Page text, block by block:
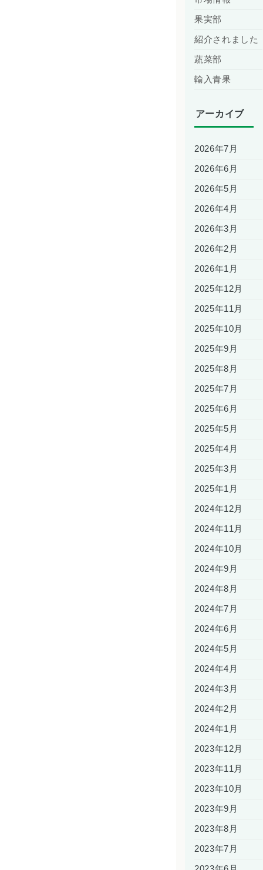
果実部
紹介されました
蔬菜部
輸入青果
アーカイブ
2026年7月
2026年6月
2026年5月
2026年4月
2026年3月
2026年2月
2026年1月
2025年12月
2025年11月
2025年10月
2025年9月
2025年8月
2025年7月
2025年6月
2025年5月
2025年4月
2025年3月
2025年1月
2024年12月
2024年11月
2024年10月
2024年9月
2024年8月
2024年7月
2024年6月
2024年5月
2024年4月
2024年3月
2024年2月
2024年1月
2023年12月
2023年11月
2023年10月
2023年9月
2023年8月
2023年7月